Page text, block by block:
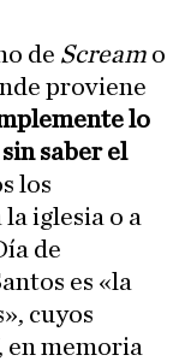
de Scream o
proviene
lo
saber el
los
iglesia o a
de
es «la
cuyos
en memoria